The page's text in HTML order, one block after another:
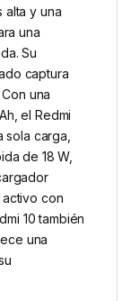
alta y una
una
Su
captura
una
el Redmi
sola carga,
de 18 W,
con
10 también
una